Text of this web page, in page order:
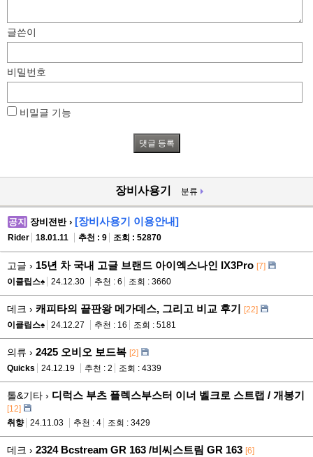
글쓴이
비밀번호
비밀글 기능
장비사용기 분류
공지 장비전반 › [장비사용기 이용안내]
Rider 18.01.11 추천 : 9 조회 : 52870
고글 › 15년 차 국내 고글 브랜드 아이엑스나인 IX3Pro [7]
이클립스♠
24.12.30 추천 : 6 조회 : 3660
데크 › 캐피타의 끝판왕 메가데스, 그리고 비교 후기 [22]
이클립스♠
24.12.27 추천 : 16 조회 : 5181
의류 › 2425 오비오 보드복 [2]
Quicks
24.12.19 추천 : 2 조회 : 4339
톨&기타 › 디럭스 부츠 플렉스부스터 이너 벨크로 스트랩 / 개봉기
[12]
취향
24.11.03 추천 : 4 조회 : 3429
데크 › 2324 Bcstream GR 163 /비씨스트림 GR 163 [6]